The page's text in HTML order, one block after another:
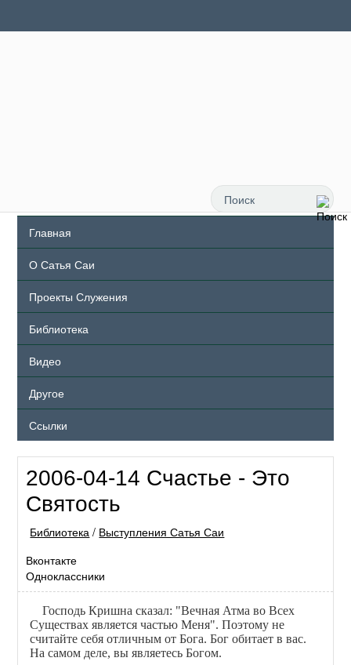
Главная
О Сатья Саи
Проекты Служения
Библиотека
Видео
Другое
Ссылки
2006-04-14 Счастье - Это
Святость
Библиотека / Выступления Сатья Саи
Вконтакте
Одноклассники
Господь Кришна сказал: "Вечная Атма во Всех
Существах является частью Меня". Поэтому не
считайте себя отличным от Бога. Бог обитает в вас.
На самом деле, вы являетесь Богом.